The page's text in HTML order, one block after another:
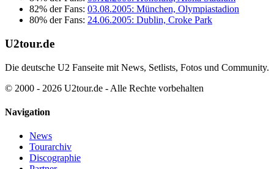
82% der Fans: 03.08.2005: München, Olympiastadion
80% der Fans: 24.06.2005: Dublin, Croke Park
U2tour.de
Die deutsche U2 Fanseite mit News, Setlists, Fotos und Community.
© 2000 - 2026 U2tour.de - Alle Rechte vorbehalten
Navigation
News
Tourarchiv
Discographie